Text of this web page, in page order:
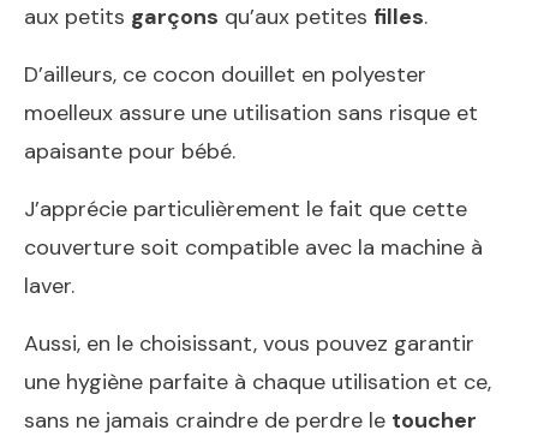
aux petits garçons qu’aux petites filles.
D’ailleurs, ce cocon douillet en polyester
moelleux assure une utilisation sans risque et
apaisante pour bébé.
J’apprécie particulièrement le fait que cette
couverture soit compatible avec la machine à
laver.
Aussi, en le choisissant, vous pouvez garantir
une hygiène parfaite à chaque utilisation et ce,
sans ne jamais craindre de perdre le toucher